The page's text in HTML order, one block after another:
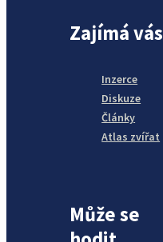
Zajímá vás
Inzerce
Diskuze
Články
Atlas zvířat
Může se